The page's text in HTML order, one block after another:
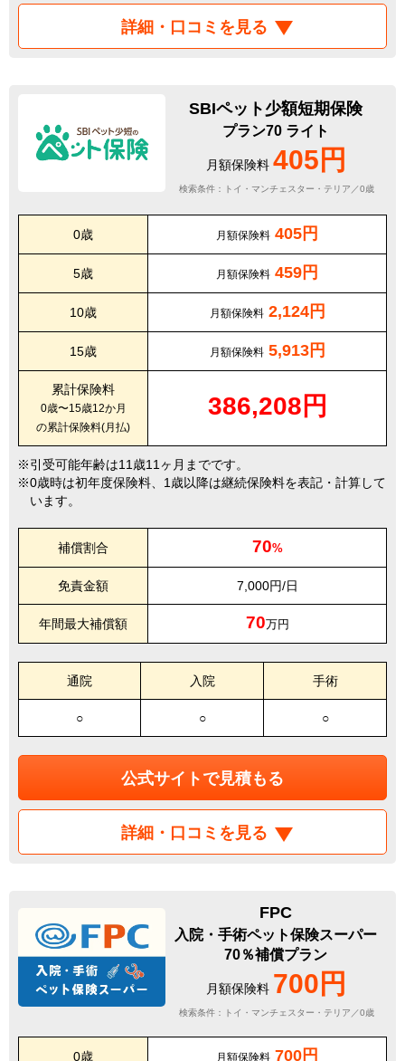
詳細・口コミを見る
SBIペット少額短期保険
プラン70 ライト
月額保険料 405円
検索条件：トイ・マンチェスター・テリア／0歳
0歳 月額保険料 405円
5歳 月額保険料 459円
10歳 月額保険料 2,124円
15歳 月額保険料 5,913円
累計保険料
0歳〜15歳12か月
の累計保険料(月払)
386,208円
引受可能年齢は11歳11ヶ月までです。
0歳時は初年度保険料、1歳以降は継続保険料を表記・計算して
います。
補償割合 70%
免責金額 7,000円/日
年間最大補償額 70万円
通院 入院 手術
○ ○ ○
公式サイトで見積もる
詳細・口コミを見る
FPC
入院・手術ペット保険スーパー
70％補償プラン
月額保険料 700円
検索条件：トイ・マンチェスター・テリア／0歳
0歳 月額保険料 700円